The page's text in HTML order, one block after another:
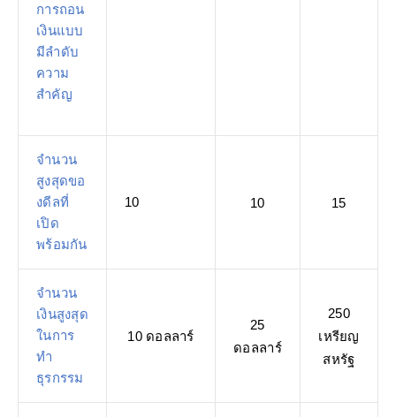
การถอน
เงินแบบ
มีลำดับ
ความ
สำคัญ
จำนวน
สูงสุดขอ
งดีลที่
เปิด
พร้อมกัน
10 10 15
จำนวน
เงินสูงสุด
ในการ
ทำ
ธุรกรรม
10 ดอลลาร์
25
ดอลลาร์
250
เหรียญ
สหรัฐ